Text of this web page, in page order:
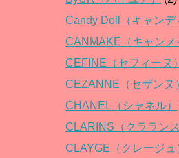
Candy Doll（キャンデ
CANMAKE（キャンメ
CEFINE（セフィーヌ）
CEZANNE（セザンヌ
CHANEL（シャネル）
CLARINS（クラランス
CLAYGE（クレージュ